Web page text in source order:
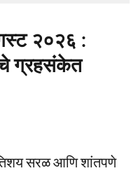
२०२६ :
ग्रहसंकेत
सरळ आणि शांतपणे